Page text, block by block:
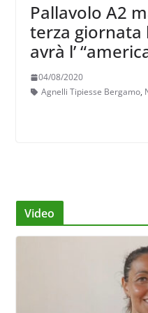
Pallavolo A2
terza giornata
avrà l’
04/08/2020
Agnelli Tipiesse Bergamo,
Video